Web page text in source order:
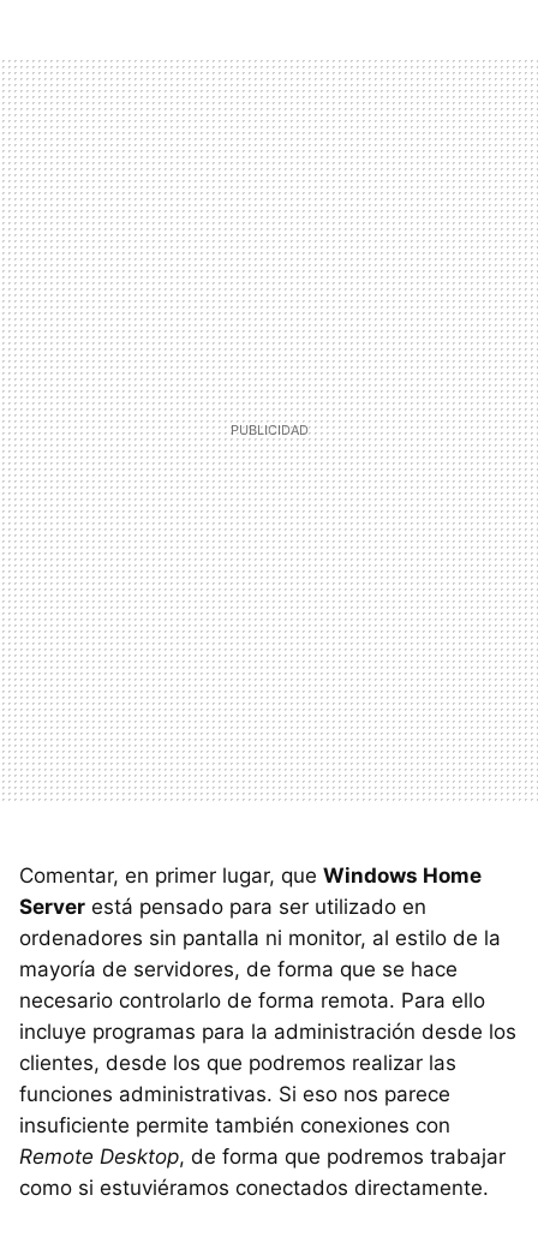
Comentar, en primer lugar, que Windows Home
Server está pensado para ser utilizado en
ordenadores sin pantalla ni monitor, al estilo de la
mayoría de servidores, de forma que se hace
necesario controlarlo de forma remota. Para ello
incluye programas para la administración desde los
clientes, desde los que podremos realizar las
funciones administrativas. Si eso nos parece
insuficiente permite también conexiones con
Remote Desktop, de forma que podremos trabajar
como si estuviéramos conectados directamente.